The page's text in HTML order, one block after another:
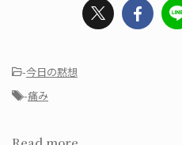
-今日の黙想
-痛み